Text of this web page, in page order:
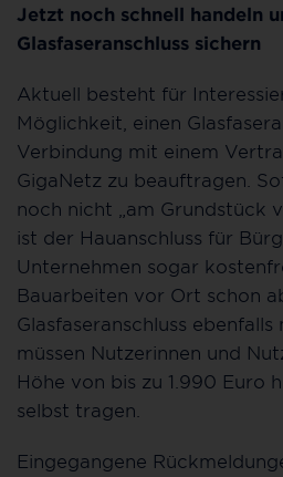
Jetzt noch schnell handeln
Glasfaseranschluss sichern
Aktuell besteht für
Möglichkeit, einen
Verbindung mit einem
GigaNetz zu beauftragen.
noch nicht „am Grundstück
ist der Hauanschluss für
Unternehmen sogar
Bauarbeiten vor Ort schon
Glasfaseranschluss
müssen Nutzerinnen und
Höhe von bis zu 1.990 Euro
selbst tragen.
Eingegangene